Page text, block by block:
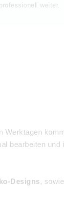
weiter.
Werktagen
bearbeiten und
Designs, sowie